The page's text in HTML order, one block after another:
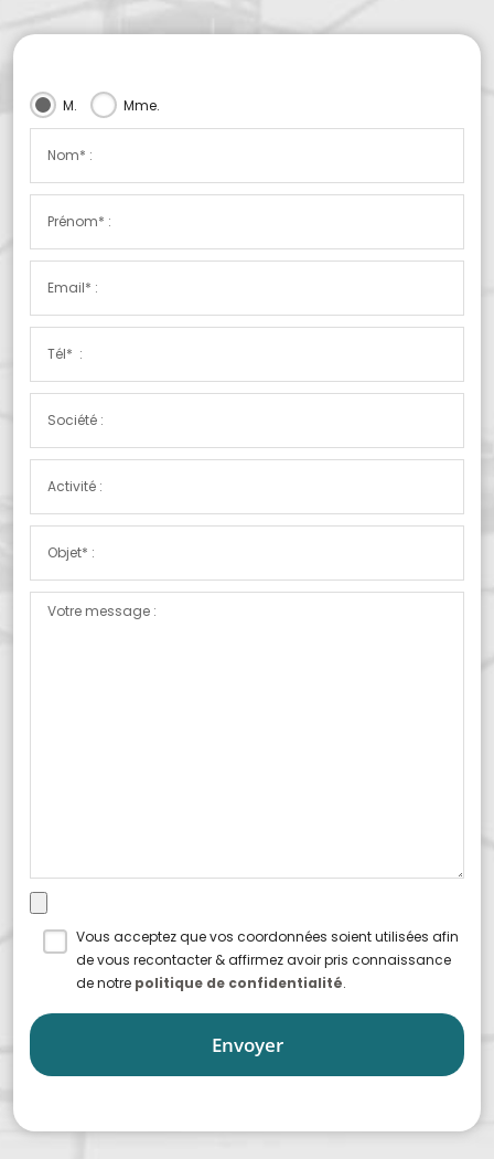
M. Mme.
Vous acceptez que vos coordonnées soient utilisées afin
de vous recontacter & affirmez avoir pris connaissance
de notre politique de confidentialité.